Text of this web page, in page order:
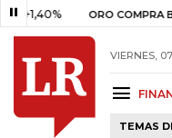
ORO COMPRA BANCO
VIERNES,
TEMAS